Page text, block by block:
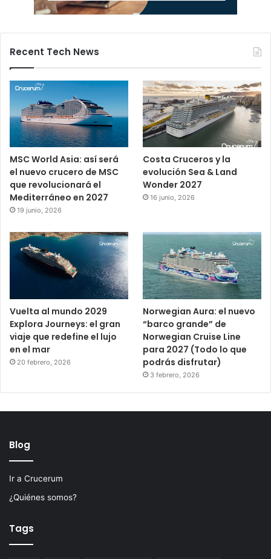
Recent Tech News
MSC World Asia: así será
el nuevo crucero de MSC
que revolucionará el
Mediterráneo en 2027
19 junio, 2026
Costa Cruceros y la
evolución Sea & Land
Wonder 2027
16 junio, 2026
Vuelta al mundo 2029
Explora Journeys: el gran
viaje que redefine el lujo
en el mar
20 febrero, 2026
Norwegian Aura: el nuevo
“barco grande” de
Norwegian Cruise Line
para 2027 (Todo lo que
podrás disfrutar)
3 febrero, 2026
Blog
Ir a Crucerum
¿Quiénes somos?
Tags